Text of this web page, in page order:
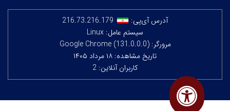
آدرس آی‌پی:
216.73.216.179
سیستم عامل: Linux
مرورگر: Google Chrome (131.0.0.0)
تاریخ مشاهده: ۱۸ مرداد ۱۴۰۵
کاربران آنلاین: 2